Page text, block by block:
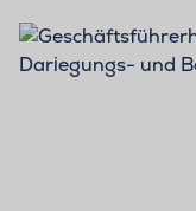
BLOG